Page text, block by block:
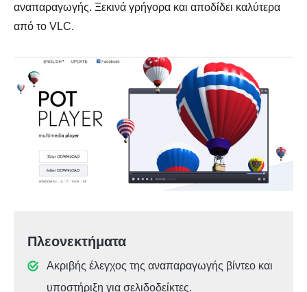
αναπαραγωγής. Ξεκινά γρήγορα και αποδίδει καλύτερα
από το VLC.
Πλεονεκτήματα
Ακριβής έλεγχος της αναπαραγωγής βίντεο και
υποστήριξη για σελιδοδείκτες.